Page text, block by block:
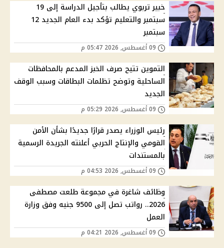
خبير تربوي يطالب بتأجيل الدراسة إلى 19
سبتمبر والتعليم تؤكد بدء العام الجديد 12
سبتمبر
التموين تتيح صرف الخبز المدعم بالمحافظات
الساحلية وتوضح تظلمات البطاقات وسبب الوقف
الجديد
رئيس الوزراء يصدر قرارًا جديدًا بشأن الأمن
القومي والإنتاج الحربي أعلنته الجريدة الرسمية
بالمستندات
وظائف شاغرة في مجموعة طلعت مصطفى
2026.. رواتب تصل إلى 9500 جنيه وفق وزارة
العمل